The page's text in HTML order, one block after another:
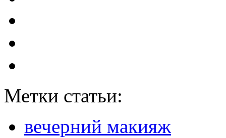
Метки статьи:
вечерний макияж